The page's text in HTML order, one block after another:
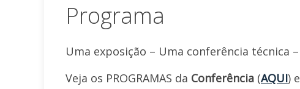
Programa
Uma exposição – Uma conferência
Veja os PROGRAMAS da Conferência (AQUI)